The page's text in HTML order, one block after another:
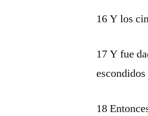
16 Y los
17 Y fue
18